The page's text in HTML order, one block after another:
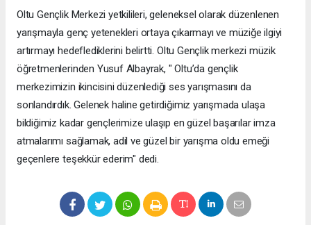
Oltu Gençlik Merkezi yetkilileri, geleneksel olarak düzenlenen
yarışmayla genç yetenekleri ortaya çıkarmayı ve müziğe ilgiyi
artırmayı hedeflediklerini belirtti. Oltu Gençlik merkezi müzik
öğretmenlerinden Yusuf Albayrak, " Oltu’da gençlik
merkezimizin ikincisini düzenlediği ses yarışmasını da
sonlandırdık. Gelenek haline getirdiğimiz yarışmada ulaşa
bildiğimiz kadar gençlerimize ulaşıp en güzel başarılar imza
atmalarımı sağlamak, adil ve güzel bir yarışma oldu emeği
geçenlere teşekkür ederim" dedi.